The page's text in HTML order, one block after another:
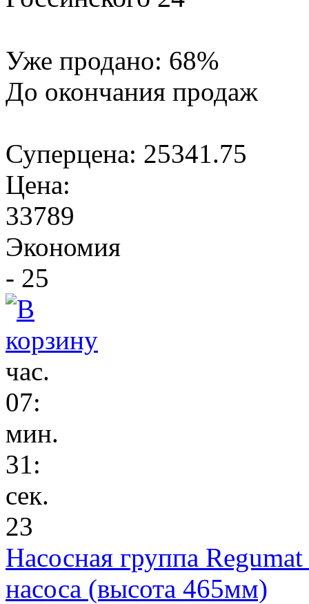
Уже продано: 68%
До окончания продаж
Суперцена: 25341.75
Цена:
33789
Экономия
- 25
час.
07:
мин.
31:
сек.
22
Насосная группа
насоса (высота 465мм)